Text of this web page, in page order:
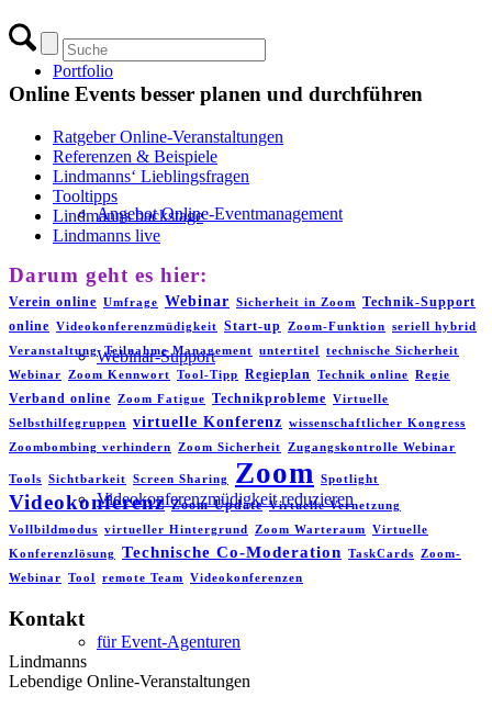
Portfolio
Angebot Online-Eventmanagement
Webinar-Support
Videokonferenzmüdigkeit reduzieren
für Event-Agenturen
Online Events besser planen und durchführen
Ratgeber Online-Veranstaltungen
Referenzen & Beispiele
Lindmanns‘ Lieblingsfragen
Tooltipps
Lindmanns backstage
Lindmanns live
Darum geht es hier:
Verein online Umfrage Webinar Sicherheit in Zoom
Technik-Support
online
Videokonferenzmüdigkeit Start-up Zoom-Funktion
seriell hybrid
Veranstaltung Teilnahme Management untertitel
technische Sicherheit
Webinar
Zoom Kennwort Tool-Tipp Regieplan Technik online Regie
Verband online Zoom Fatigue Technikprobleme
Virtuelle
Selbsthilfegruppen
virtuelle Konferenz
wissenschaftlicher Kongress
Zoombombing verhindern
Zoom Sicherheit Zugangskontrolle Webinar
Tools Sichtbarkeit Screen Sharing Zoom Spotlight
Videokonferenz Zoom-Update Virtuelle Vernetzung
Vollbildmodus
virtueller Hintergrund Zoom Warteraum
Virtuelle
Konferenzlösung
Technische Co-Moderation TaskCards
Zoom-
Webinar
Tool remote Team Videokonferenzen
Kontakt
Lindmanns
Lebendige Online-Veranstaltungen